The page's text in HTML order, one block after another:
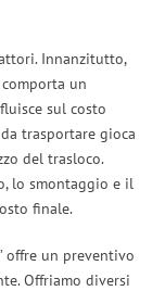
Innanzitutto,
un
sul costo
trasportare gioca
del trasloco.
lo smontaggio e il
finale.
offre un preventivo
Offriamo diversi